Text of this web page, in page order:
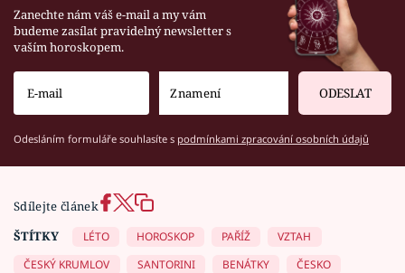
Zanechte nám váš e-mail a my vám
budeme zasílat pravidelný newsletter s
vaším horoskopem.
ODESLAT
Odesláním formuláře souhlasíte s podmínkami zpracování osobních údajů
Sdílejte článek
ŠTÍTKY
LÉTO HOROSKOP PAŘÍŽ
VZTAH
ČESKÝ KRUMLOV
SANTORINI BENÁTKY
ČESKO